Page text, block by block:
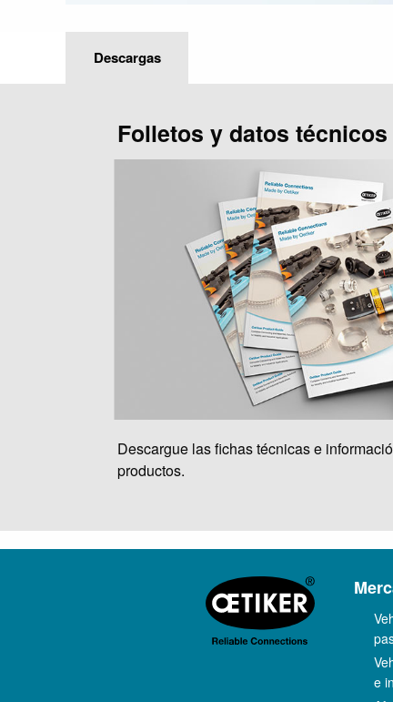
Descargas
Folletos y datos técnicos
Descargue las fichas técnicas e
productos.
e